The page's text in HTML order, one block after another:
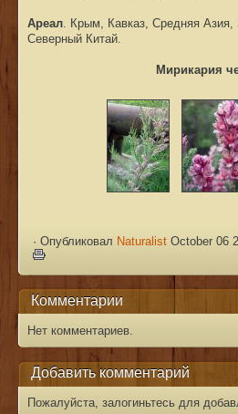
Ареал. Крым, Кавказ, Средняя Азия,
Северный Китай.
Мирикария
· Опубликовал Naturalist October 06
Комментарии
Нет комментариев.
Добавить комментарий
Пожалуйста, залогиньтесь для